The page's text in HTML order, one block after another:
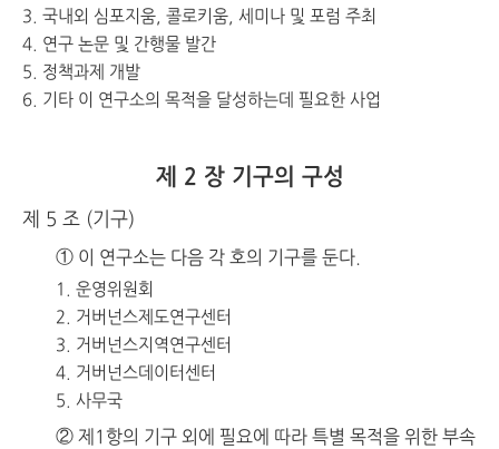
국내외 심포지움, 콜로키움, 세미나 및 포럼 주최
연구 논문 및 간행물 발간
정책과제 개발
기타 이 연구소의 목적을 달성하는데 필요한 사업
제 2 장 기구의 구성
제 5 조 (기구)
① 이 연구소는 다음 각 호의 기구를 둔다.
운영위원회
거버넌스제도연구센터
거버넌스지역연구센터
거버넌스데이터센터
사무국
② 제1항의 기구 외에 필요에 따라 특별 목적을 위한 부속